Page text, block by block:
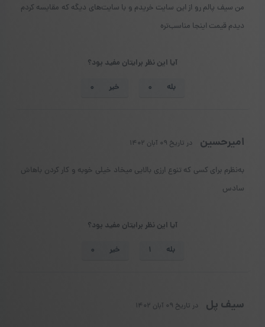
من سیف پالم رو از این سایت خریدم و با سایت‌های دیگه که مقایسه کردم
دیدم قیمت اینجا مناسب‌تره
آیا این نظر برایتان مفید بود؟
بله
خیر
امیرحسین در تاریخ ۰۹ آبان ۱۴۰۲
به‌نظرم برای کسی که تنوع ارزی بالایی میخاد خیلی خوبه و کار کردن باهاش
سادس
آیا این نظر برایتان مفید بود؟
بله
خیر
سیف پل در تاریخ ۰۹ آبان ۱۴۰۲